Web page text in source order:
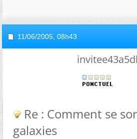
11/06/2005, 08h43
Re : Comment se
galaxies